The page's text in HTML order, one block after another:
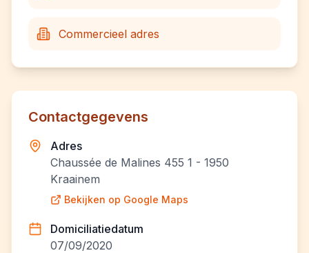
Commercieel adres
Contactgegevens
Adres
Chaussée de Malines 455 1 - 1950
Kraainem
Bekijken op Google Maps
Domiciliatiedatum
07/09/2020